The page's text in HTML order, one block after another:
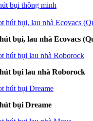
bụi thông minh
bụi, lau nhà Ecovacs
bụi lau nhà Roborock
bụi Dreame